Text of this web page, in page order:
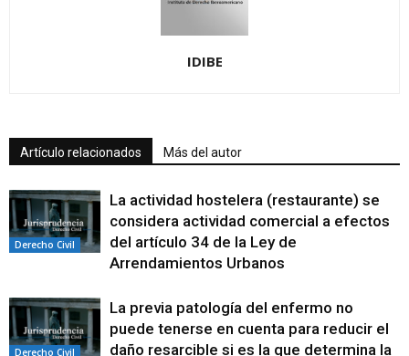
IDIBE
Artículo relacionados Más del autor
Derecho Civil
La actividad hostelera (restaurante) se
considera actividad comercial a efectos
del artículo 34 de la Ley de
Arrendamientos Urbanos
Derecho Civil
La previa patología del enfermo no
puede tenerse en cuenta para reducir el
daño resarcible si es la que determina la